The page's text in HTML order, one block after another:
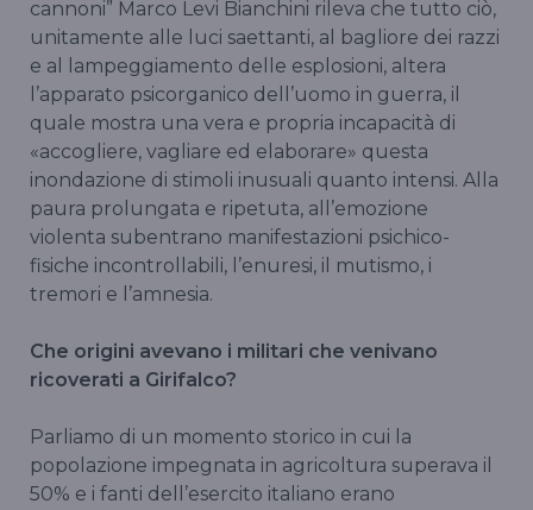
cannoni” Marco Levi Bianchini rileva che tutto ciò,
unitamente alle luci saettanti, al bagliore dei razzi
e al lampeggiamento delle esplosioni, altera
l’apparato psicorganico dell’uomo in guerra, il
quale mostra una vera e propria incapacità di
«accogliere, vagliare ed elaborare» questa
inondazione di stimoli inusuali quanto intensi. Alla
paura prolungata e ripetuta, all’emozione
violenta subentrano manifestazioni psichico-
fisiche incontrollabili, l’enuresi, il mutismo, i
tremori e l’amnesia.
Che origini avevano i militari che venivano
ricoverati a Girifalco?
Parliamo di un momento storico in cui la
popolazione impegnata in agricoltura superava il
50% e i fanti dell’esercito italiano erano